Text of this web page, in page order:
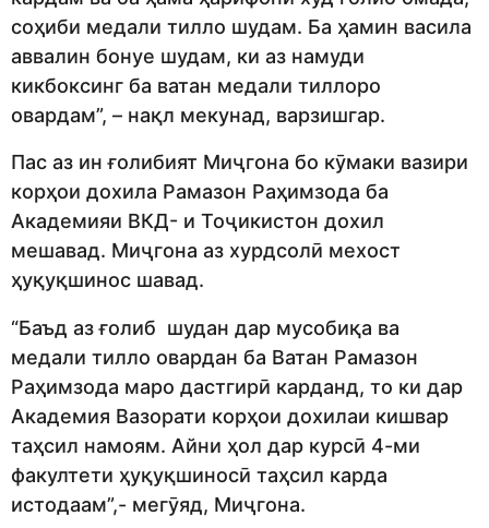
соҳиби медали тилло шудам. Ба ҳамин васила
аввалин бонуе шудам, ки аз намуди
кикбоксинг ба ватан медали тиллоро
овардам”, – нақл мекунад, варзишгар.
Пас аз ин ғолибият Миҷгона бо кӯмаки вазири
корҳои дохила Рамазон Раҳимзода ба
Академияи ВКД- и Тоҷикистон дохил
мешавад. Миҷгона аз хурдсолӣ мехост
ҳуқуқшинос шавад.
“Баъд аз ғолиб шудан дар мусобиқа ва
медали тилло овардан ба Ватан Рамазон
Раҳимзода маро дастгирӣ карданд, то ки дар
Академия Вазорати корҳои дохилаи кишвар
таҳсил намоям. Айни ҳол дар курсӣ 4-ми
факултети ҳуқуқшиносӣ таҳсил карда
истодаам”,- мегӯяд, Миҷгона.